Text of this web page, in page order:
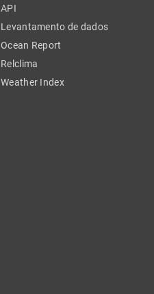
API
Levantamento de dados
Ocean Report
Relclima
Weather Index